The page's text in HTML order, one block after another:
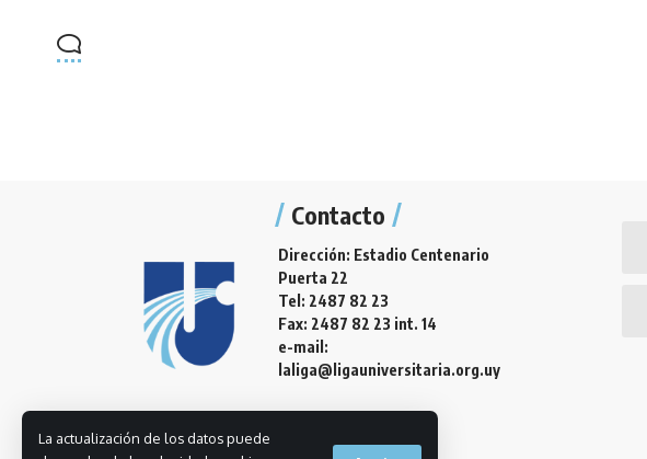
La actualización de los datos puede
Contacto
Dirección: Estadio Centenario
Puerta 22
Tel: 2487 82 23
Fax: 2487 82 23 int. 14
e-mail:
laliga@ligauniversitaria.org.uy